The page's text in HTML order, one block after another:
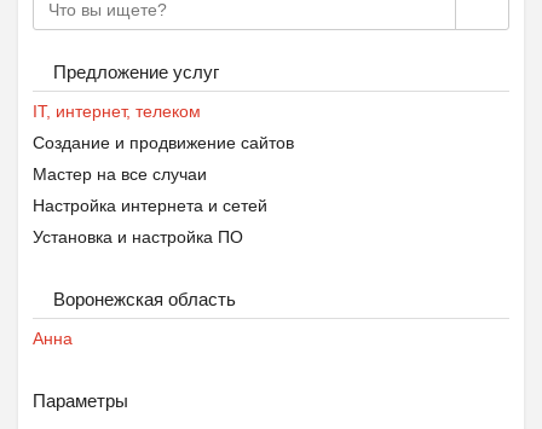
Предложение услуг
IT, интернет, телеком
Создание и продвижение сайтов
Мастер на все случаи
Настройка интернета и сетей
Установка и настройка ПО
Воронежская область
Анна
Параметры